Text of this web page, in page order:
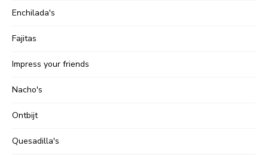
Enchilada's
Fajitas
Impress your friends
Nacho's
Ontbijt
Quesadilla's